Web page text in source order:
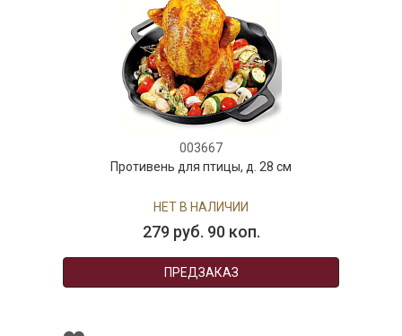
003667
Противень для птицы, д. 28 см
НЕТ В НАЛИЧИИ
279 руб. 90 коп.
ПРЕДЗАКАЗ